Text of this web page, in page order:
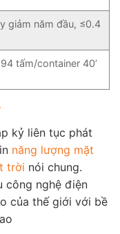
giảm năm đầu, ≤0.4
tấm/container 40’
kỷ liên tục phát
năng lượng mặt
trời nói chung.
công nghệ điện
của thế giới với bề